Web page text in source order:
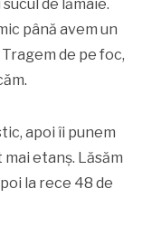
de lămâie.
până avem un
de pe foc,
apoi îi punem
etanș. Lăsăm
la rece 48 de